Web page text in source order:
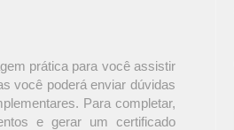
prática para você assistir
você poderá enviar dúvidas
Para completar,
e gerar um certificado